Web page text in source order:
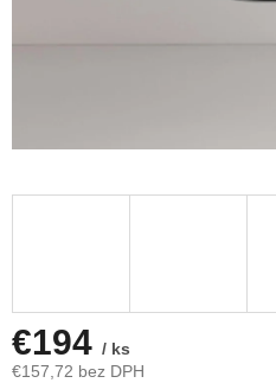
€194 / ks
€157,72 bez DPH